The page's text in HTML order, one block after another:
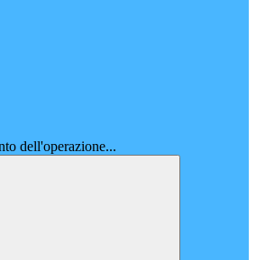
dell'operazione...